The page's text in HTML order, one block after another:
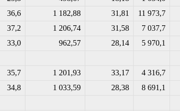
36,6 1 182,88 31,81 11 973,7
37,2 1 206,74 31,58 7 037,7
33,0 962,57 28,14 5 970,1
35,7 1 201,93 33,17 4 316,7
34,8 1 033,59 28,38 8 691,1